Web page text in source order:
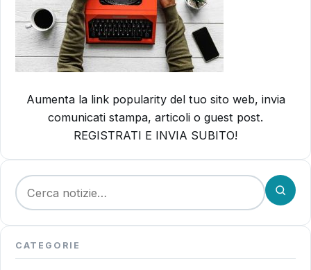
Aumenta la link popularity del tuo sito web, invia
comunicati stampa, articoli o guest post.
REGISTRATI E INVIA SUBITO!
Cerca:
CATEGORIE